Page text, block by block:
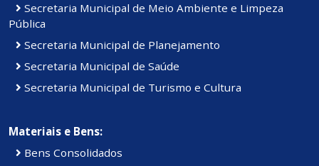
Secretaria Municipal de Meio Ambiente e Limpeza
Pública
Secretaria Municipal de Planejamento
Secretaria Municipal de Saúde
Secretaria Municipal de Turismo e Cultura
Materiais e Bens:
Bens Consolidados